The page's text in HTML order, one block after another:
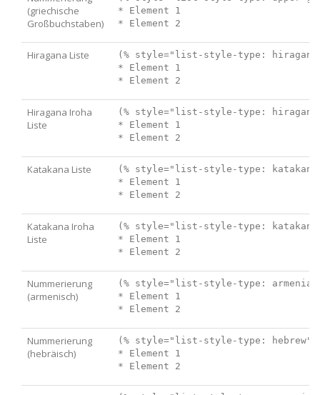
(griechische
Großbuchstaben)
* Element 1
Hiragana Liste
(% style="list-style-type:
* Element 1
Hiragana Iroha
Liste
(% style="list-style-type:
* Element 1
Katakana Liste
(% style="list-style-type:
* Element 1
Katakana Iroha
Liste
(% style="list-style-type:
* Element 1
Nummerierung
(armenisch)
(% style="list-style-type:
* Element 1
Nummerierung
(hebräisch)
(% style="list-style-type: hebrew"
* Element 1